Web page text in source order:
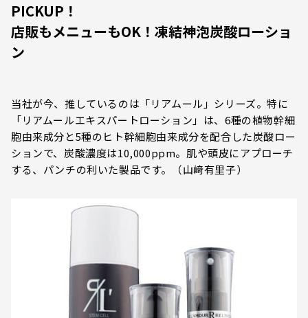
PICKUP！
店販もメニューもOK！凍結神泡炭酸ローショ
ン
当社が今、推しているのは「リアムール」シリーズ。特に
「リアムールエキスパートローション」は、6種の植物幹細
胞由来成分と5種のヒト幹細胞由来成分を配合した炭酸ロー
ションで、炭酸濃度は10,000ppm。肌や頭皮にアプローチ
する、パンチの利いた製品です。（山﨑有里子）